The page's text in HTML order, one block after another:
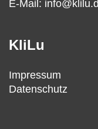
E-Mail:
KliLu
Impressum
Datenschutz